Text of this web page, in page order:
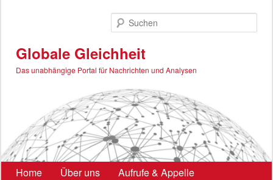
Globale Gleichheit
Das unabhängige Portal für Nachrichten und Analysen
Hauptmenü
Home Über uns
Aufrufe & Appelle